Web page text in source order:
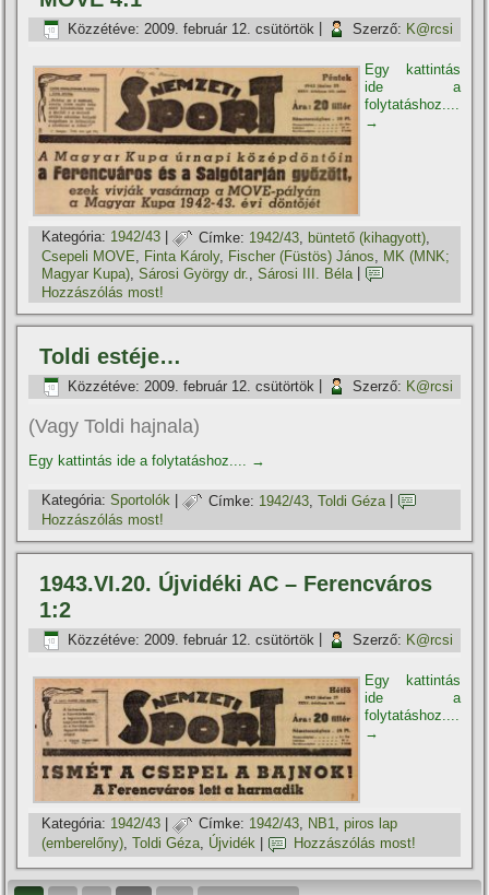
Közzétéve: 2009. február 12. csütörtök Szerző: K@rcsi
Egy kattintás
ide a
folytatáshoz....
→
Kategória: 1942/43 | Címke: 1942/43 ,büntető (kihagyott)
Csepeli MOVE, Finta Károly, Fischer (Füstös) János, MK (MNK;
Magyar Kupa) ,Sárosi György dr. ,Sárosi III. Béla
Hozzászólás most!
Toldi estéje…
Közzétéve: 2009. február 12. csütörtök Szerző: K@rcsi
(Vagy Toldi hajnala)
Egy kattintás ide a folytatáshoz.... →
Kategória: Sportolók | Címke: 1942/43 ,Toldi Géza
Hozzászólás most!
1943.VI.20. Újvidéki AC – Ferencváros
1:2
Közzétéve: 2009. február 12. csütörtök Szerző: K@rcsi
Egy kattintás
ide a
folytatáshoz....
→
Kategória: 1942/43 | Címke: 1942/43, NB1,piros lap
(emberelőny),Toldi Géza, Újvidék Hozzászólás most!